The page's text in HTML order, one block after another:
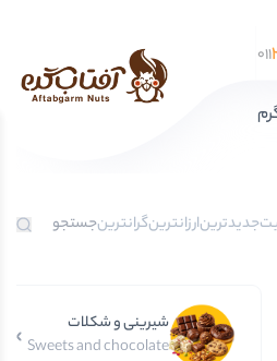
011
جدیدترینارزانترینگرانترین
شیرینی و شکلات
Sweets and chocolate